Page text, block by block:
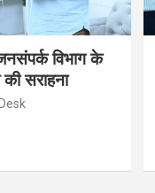
विभाग के
सराहना